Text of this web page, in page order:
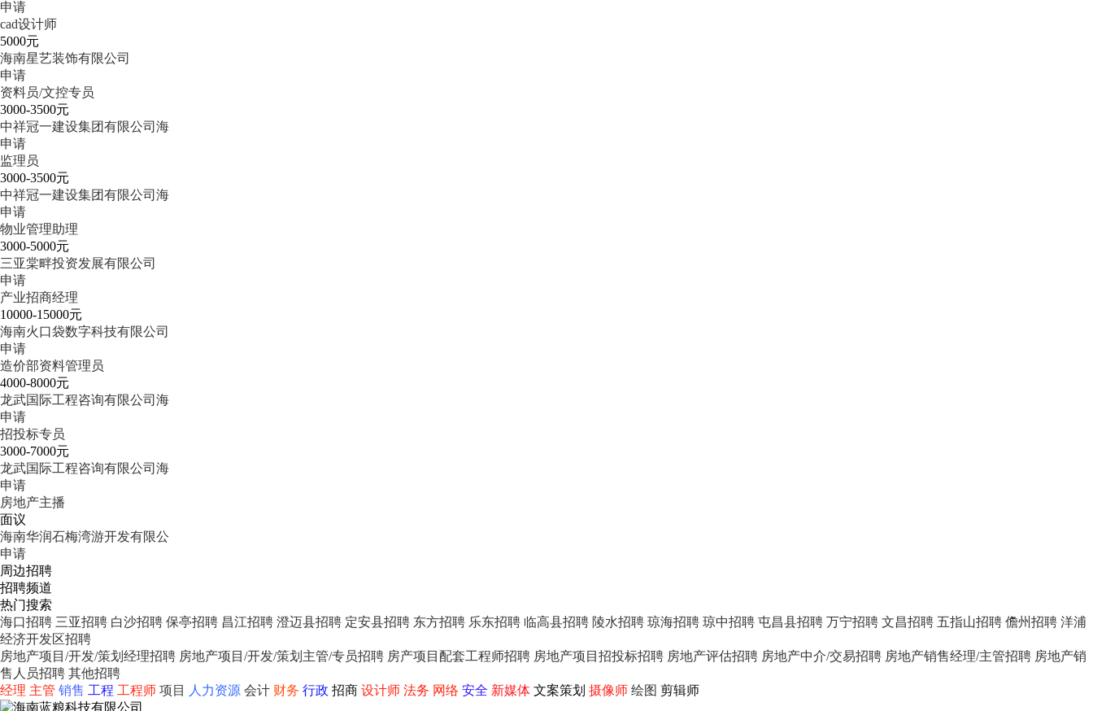
申请
cad设计师
5000元
海南星艺装饰有限公司
申请
资料员/文控专员
3000-3500元
中祥冠一建设集团有限公司海
申请
监理员
3000-3500元
中祥冠一建设集团有限公司海
申请
物业管理助理
3000-5000元
三亚棠畔投资发展有限公司
申请
产业招商经理
10000-15000元
海南火口袋数字科技有限公司
申请
造价部资料管理员
4000-8000元
龙武国际工程咨询有限公司海
申请
招投标专员
3000-7000元
龙武国际工程咨询有限公司海
申请
房地产主播
面议
海南华润石梅湾游开发有限公
申请
周边招聘
招聘频道
热门搜索
海口招聘 三亚招聘 白沙招聘 保亭招聘 昌江招聘 澄迈县招聘 定安县招聘 东方招聘 乐东招聘 临高县招聘 陵水招聘 琼海招聘 琼中招聘 屯昌县招聘 万宁招聘 文昌招聘 五指山招聘 儋州招聘 洋浦
经济开发区招聘
房地产项目/开发/策划经理招聘 房地产项目/开发/策划主管/专员招聘 房产项目配套工程师招聘 房地产项目招投标招聘 房地产评估招聘 房地产中介/交易招聘 房地产销售经理/主管招聘 房地产销
售人员招聘 其他招聘
经理 主管 销售 工程 工程师 项目 人力资源 会计 财务 行政 招商 设计师 法务 网络 安全 新媒体 文案策划 摄像师 绘图 剪辑师